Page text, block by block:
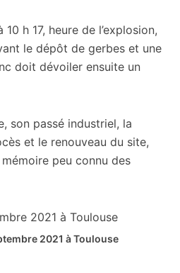
h 17, heure de l’explosion,
le dépôt de gerbes et une
doit dévoiler ensuite un
son passé industriel, la
et le renouveau du site,
peu connu des
2021 à Toulouse